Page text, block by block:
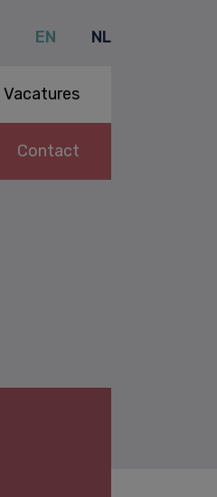
EN NL
Vacatures
Contact